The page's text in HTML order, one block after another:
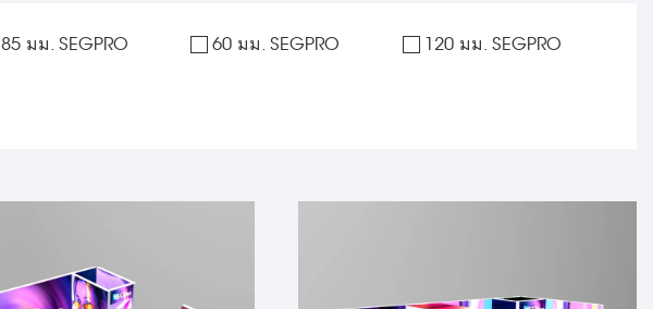
85 มม. SEGPRO 60 มม. SEGPRO
120 มม. SEGPRO